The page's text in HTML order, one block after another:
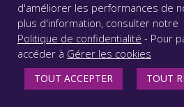
© CS GROUP 2026. Tous droits
Mentions légales|Accessibilité :
SUIVEZ-NOUS
d'améliorer les performances de
plus d'information, consulter notre
Politique de confidentialité - Pour
accéder à Gérer les cookies
TOUT ACCEPTER TOUT